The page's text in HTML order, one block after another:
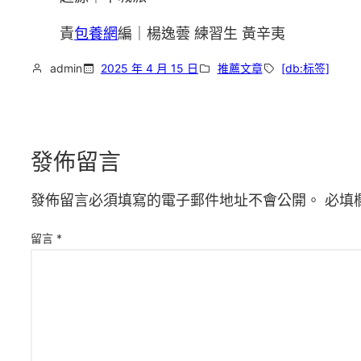
責包養網編｜楊逸蕓 練習生 黃辛夷
admin 2025 年 4 月 15 日 推薦文章 [db:标签]
發佈留言
發佈留言必須填寫的電子郵件地址不會公開。 必填
留言 *